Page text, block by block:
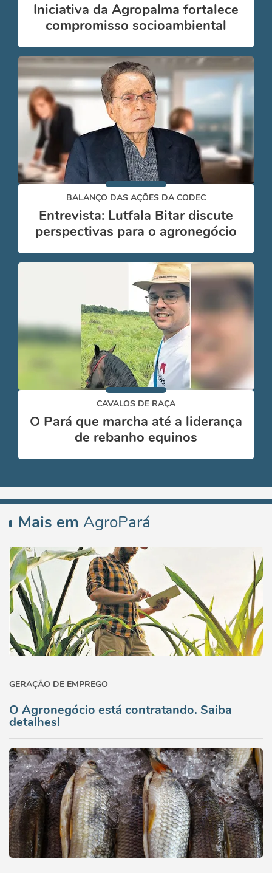
Iniciativa da Agropalma fortalece
compromisso socioambiental
BALANÇO DAS AÇÕES DA CODEC
Entrevista: Lutfala Bitar discute
perspectivas para o agronegócio
CAVALOS DE RAÇA
O Pará que marcha até a liderança
de rebanho equinos
Mais em AgroPará
GERAÇÃO DE EMPREGO
O Agronegócio está contratando. Saiba
detalhes!